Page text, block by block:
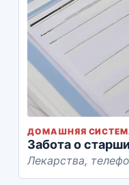
ДОМАШНЯЯ
Забота о
Лекарства,